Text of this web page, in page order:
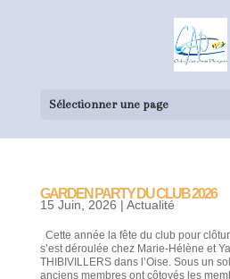
Sélectionner une page
GARDEN PARTY DU CLUB 2026
15 Juin, 2026 | Actualité
Cette année la fête du club pour
s’est déroulée chez Marie-Hélène et
THIBIVILLERS dans l’Oise. Sous un
anciens membres ont côtoyés les